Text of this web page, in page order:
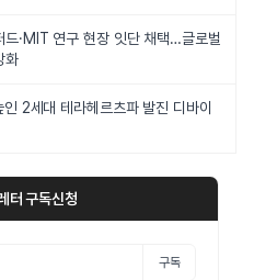
드·MIT 연구 현장 잇단 채택…글로벌
화
2세대 테라헤르츠파 발진 디바이
터 구독신청
구독